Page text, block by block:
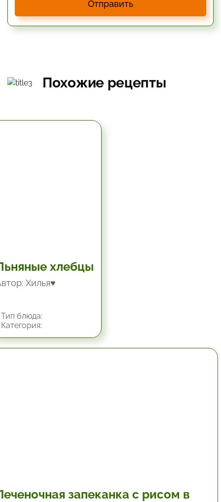
Отправить
Похожие рецепты
хлебцы
Хилья♥
блюда:
запеканка с рисом в